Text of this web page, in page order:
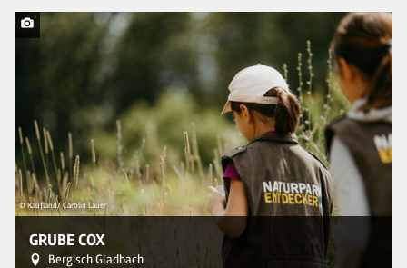
© Kaufland/ Carolin Lauer
GRUBE COX
Bergisch Gladbach